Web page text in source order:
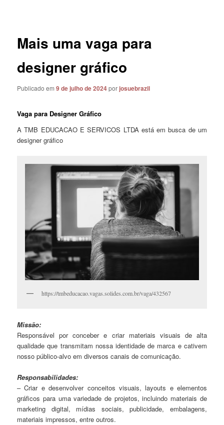
Mais uma vaga para
designer gráfico
Publicado em9 de julho de 2024porjosuebrazil
Vaga para Designer Gráfico
A TMB EDUCACAO E SERVICOS LTDA está em busca de um
designer gráfico
https://tmbeducacao.vagas.solides.com.br/vaga/432567
Missão:
Responsável por conceber e criar materiais visuais de alta
qualidade que transmitam nossa identidade de marca e cativem
nosso público-alvo em diversos canais de comunicação.
Responsabilidades:
– Criar e desenvolver conceitos visuais, layouts e elementos
gráficos para uma variedade de projetos, incluindo materiais de
marketing digital, mídias sociais, publicidade, embalagens,
materiais impressos, entre outros.